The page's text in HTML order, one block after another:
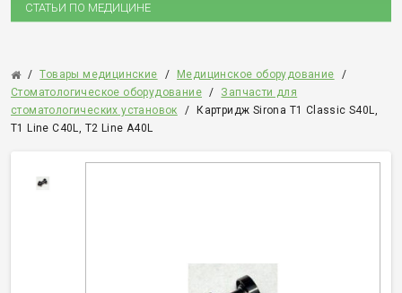
СТАТЬИ ПО МЕДИЦИНЕ
/ Товары медицинские / Медицинское оборудование
/
Стоматологическое оборудование /
Запчасти для
стоматологических установок
/
Картридж Sirona T1 Classic S40L,
T1 Line C40L, T2 Line A40L